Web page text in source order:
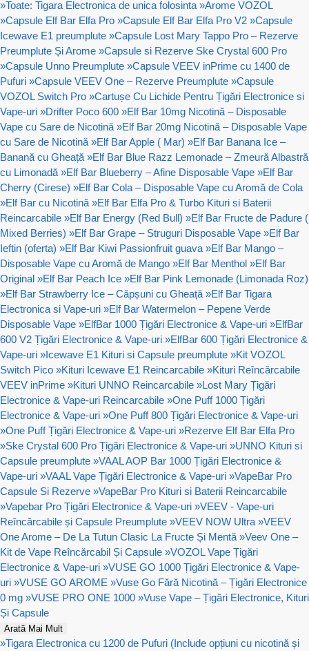
»Toate: Tigara Electronica de unica folosinta »Arome VOZOL
»Capsule Elf Bar Elfa Pro »Capsule Elf Bar Elfa Pro V2 »Capsule
Icewave E1 preumplute »Capsule Lost Mary Tappo Pro – Rezerve
Preumplute Și Arome »Capsule si Rezerve Ske Crystal 600 Pro
»Capsule Unno Preumplute »Capsule VEEV inPrime cu 1400 de
Pufuri »Capsule VEEV One – Rezerve Preumplute »Capsule
VOZOL Switch Pro »Cartușe Cu Lichide Pentru Țigări Electronice si
Vape-uri »Drifter Poco 600 »Elf Bar 10mg Nicotină – Disposable
Vape cu Sare de Nicotină »Elf Bar 20mg Nicotină – Disposable Vape
cu Sare de Nicotină »Elf Bar Apple ( Mar) »Elf Bar Banana Ice –
Banană cu Gheață »Elf Bar Blue Razz Lemonade – Zmeură Albastră
cu Limonadă »Elf Bar Blueberry – Afine Disposable Vape »Elf Bar
Cherry (Cirese) »Elf Bar Cola – Disposable Vape cu Aromă de Cola
»Elf Bar cu Nicotină »Elf Bar Elfa Pro & Turbo Kituri si Baterii
Reincarcabile »Elf Bar Energy (Red Bull) »Elf Bar Fructe de Padure (
Mixed Berries) »Elf Bar Grape – Struguri Disposable Vape »Elf Bar
Ieftin (oferta) »Elf Bar Kiwi Passionfruit guava »Elf Bar Mango –
Disposable Vape cu Aromă de Mango »Elf Bar Menthol »Elf Bar
Original »Elf Bar Peach Ice »Elf Bar Pink Lemonade (Limonada Roz)
»Elf Bar Strawberry Ice – Căpșuni cu Gheață »Elf Bar Tigara
Electronica si Vape-uri »Elf Bar Watermelon – Pepene Verde
Disposable Vape »ElfBar 1000 Țigări Electronice & Vape-uri »ElfBar
600 V2 Țigări Electronice & Vape-uri »ElfBar 600 Țigări Electronice &
Vape-uri »Icewave E1 Kituri si Capsule preumplute »Kit VOZOL
Switch Pico »Kituri Icewave E1 Reincarcabile »Kituri Reîncărcabile
VEEV inPrime »Kituri UNNO Reincarcabile »Lost Mary Țigări
Electronice & Vape-uri Reincarcabile »One Puff 1000 Țigări
Electronice & Vape-uri »One Puff 800 Țigări Electronice & Vape-uri
»One Puff Țigări Electronice & Vape-uri »Rezerve Elf Bar Elfa Pro
»Ske Crystal 600 Pro Țigări Electronice & Vape-uri »UNNO Kituri si
Capsule preumplute »VAAL AOP Bar 1000 Țigări Electronice &
Vape-uri »VAAL Vape Țigări Electronice & Vape-uri »VapeBar Pro
Capsule Si Rezerve »VapeBar Pro Kituri si Baterii Reincarcabile
»Vapebar Pro Țigări Electronice & Vape-uri »VEEV - Vape-uri
Reîncărcabile și Capsule Preumplute »VEEV NOW Ultra »VEEV
One Arome – De La Tutun Clasic La Fructe Și Mentă »Veev One –
Kit de Vape Reîncărcabil Și Capsule »VOZOL Vape Țigări
Electronice & Vape-uri »VUSE GO 1000 Țigări Electronice & Vape-
uri »VUSE GO AROME »Vuse Go Fără Nicotină – Țigări Electronice
0 mg »VUSE PRO ONE 1000 »Vuse Vape – Țigări Electronice, Kituri
Și Capsule
Arată Mai Mult
»Tigara Electronica cu 1200 de Pufuri (Include opțiuni cu nicotină și